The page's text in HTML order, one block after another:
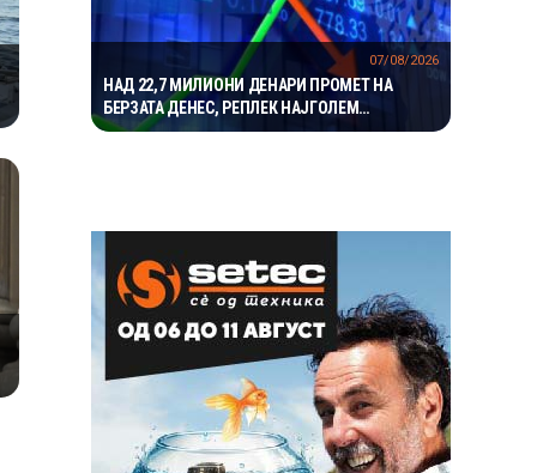
НАД 22,7 МИЛИОНИ ДЕНАРИ ПРОМЕТ НА
БЕРЗАТА ДЕНЕС, РЕПЛЕК НАЈГОЛЕМ
ДОБИТНИК
07/08/2026